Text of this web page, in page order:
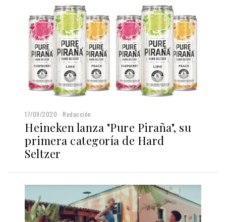
17/09/2020 Redacción
Heineken lanza "Pure Piraña", su
primera categoría de Hard
Seltzer